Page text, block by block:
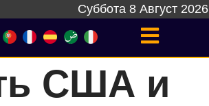
Суббота 8 Август 2026
США и